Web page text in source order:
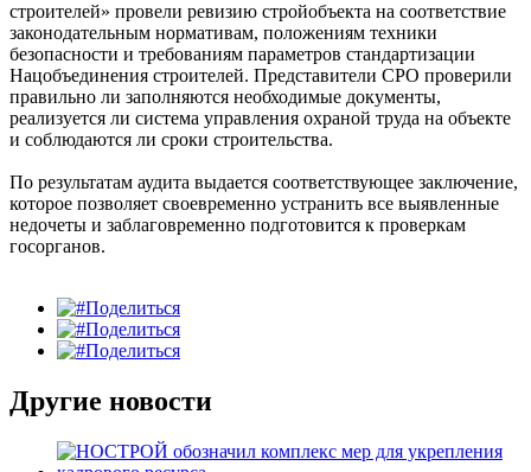
строителей» провели ревизию стройобъекта на соответствие
законодательным нормативам, положениям техники
безопасности и требованиям параметров стандартизации
Нацобъединения строителей. Представители СРО проверили
правильно ли заполняются необходимые документы,
реализуется ли система управления охраной труда на объекте
и соблюдаются ли сроки строительства.
По результатам аудита выдается соответствующее заключение,
которое позволяет своевременно устранить все выявленные
недочеты и заблаговременно подготовится к проверкам
госорганов.
Поделиться
Поделиться
Поделиться
Другие новости